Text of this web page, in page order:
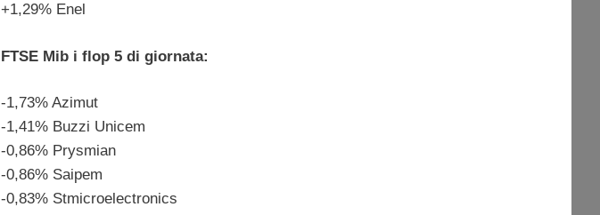
+1,29% Enel
FTSE Mib i flop 5 di giornata:
-1,73% Azimut
-1,41% Buzzi Unicem
-0,86% Prysmian
-0,86% Saipem
-0,83% Stmicroelectronics